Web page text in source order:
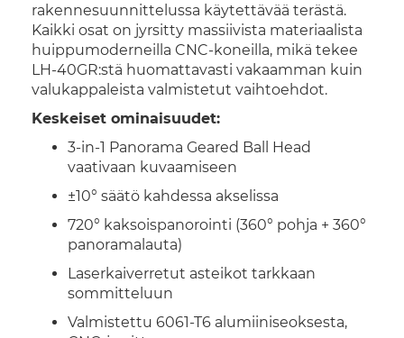
rakennesuunnittelussa käytettävää terästä.
Kaikki osat on jyrsitty massiivista materiaalista
huippumoderneilla CNC-koneilla, mikä tekee
LH-40GR:stä huomattavasti vakaamman kuin
valukappaleista valmistetut vaihtoehdot.
Keskeiset ominaisuudet:
3-in-1 Panorama Geared Ball Head
vaativaan kuvaamiseen
±10° säätö kahdessa akselissa
720° kaksoispanorointi (360° pohja + 360°
panoramalauta)
Laserkaiverretut asteikot tarkkaan
sommitteluun
Valmistettu 6061-T6 alumiiniseoksesta,